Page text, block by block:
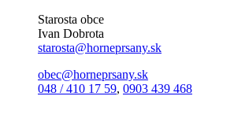
Starosta obce
Ivan Dobrota
starosta@horneprsany.sk
obec@horneprsany.sk
048 / 410 17 59, 0903 439 468